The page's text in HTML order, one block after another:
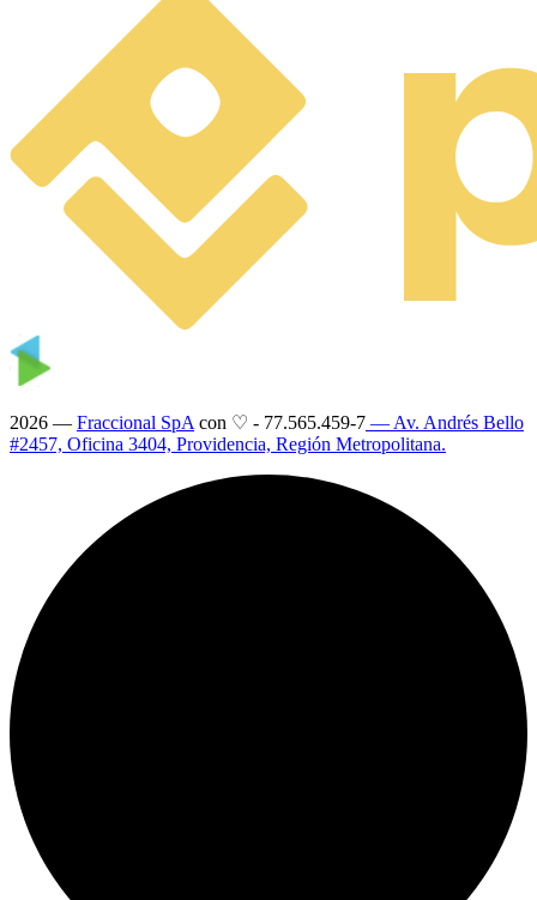
2026 — Fraccional SpA con ♡ - 77.565.459-7 — Av. Andrés Bello
#2457, Oficina 3404, Providencia, Región Metropolitana.